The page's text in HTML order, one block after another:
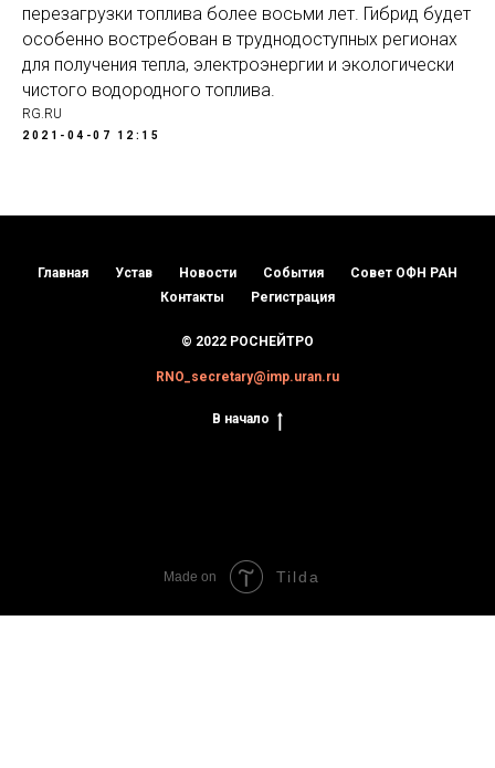
перезагрузки топлива более восьми лет. Гибрид будет
особенно востребован в труднодоступных регионах
для получения тепла, электроэнергии и экологически
чистого водородного топлива.
RG.RU
2021-04-07 12:15
Главная Устав Новости События
Совет ОФН РАН
Контакты
Регистрация
© 2022 РОСНЕЙТРО
RNO_secretary@imp.uran.ru
В начало
Made on Tilda